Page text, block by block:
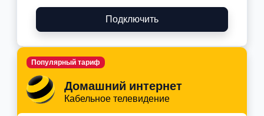
Подключить
Домашний интернет
Кабельное телевидение
Популярный тариф